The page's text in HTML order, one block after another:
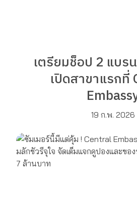
เตรียมช็อป 2 แบ
เปิดสาขาแรกที่
19 ก.พ. 2026